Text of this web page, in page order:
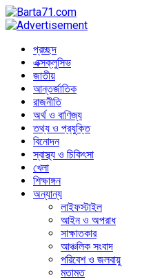
প্রচ্ছদ
এক্সক্লুসিভ
জাতীয়
আন্তর্জাতিক
রাজনীতি
অর্থ ও বাণিজ্য
তথ্য ও প্রযুক্তি
বিনোদন
স্বাস্থ্য ও চিকিৎসা
খেলা
শিক্ষাঙ্গন
অন্যান্য
লাইফস্টাইল
আইন ও অপরাধ
সাক্ষাতকার
আঞ্চলিক সংবাদ
পরিবেশ ও জলবায়ু
মতামত